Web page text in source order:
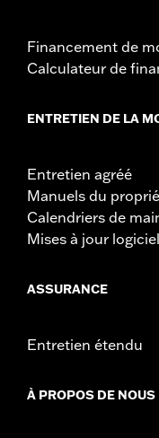
Financement de
Calculateur de
ENTRETIEN DE LA
Entretien agréé
Manuels du
Calendriers de
Mises à jour
ASSURANCE
Entretien étendu
À PROPOS DE NOUS